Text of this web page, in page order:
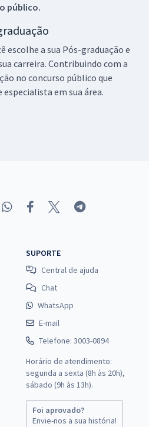
público.
escolhe a sua Pós-graduação e
carreira. Contribuindo com a
no concurso público que
em sua área.
SUPORTE
Central de ajuda
Chat
WhatsApp
E-mail
Telefone: 3003-0894
Horário de atendimento:
segunda a sexta (8h às 20h),
sábado (9h às 13h).
Foi aprovado?
Envie-nos a sua história!